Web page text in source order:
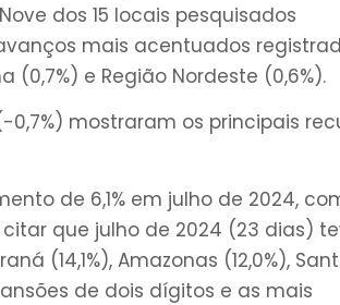
dos 15 locais pesquisados
mais acentuados
(0,7%) e Região Nordeste (0,6%).
0,7%) mostraram os principais
de 6,1% em julho de 2024,
que julho de 2024 (23 dias)
(14,1%), Amazonas (12,0%),
de dois dígitos e as mais